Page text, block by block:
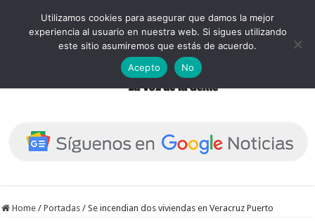
Home / Portadas / Se incendian dos viviendas en Veracruz Puerto
Utilizamos cookies para asegurar que damos la mejor
experiencia al usuario en nuestra web. Si sigues utilizando
este sitio asumiremos que estás de acuerdo.
Acepto
No